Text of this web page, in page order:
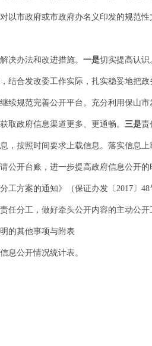
以市政府或市政府办名义印发的规范
决办法和改进措施。 一是切实提高认识
结合发改委工作实际，扎实稳妥地把
继续规范完善公开平台。充分利用保山
取政府信息渠道更多、更通畅。 三是责
，按照时间要求上载信息。落实信息
公开台账，进一步提高政府信息公开的
工方案的通知》（保证办发〔2017〕
任分工，做好牵头公开内容的主动公
的其他事项与附表
息公开情况统计表。